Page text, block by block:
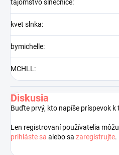
tajomstvo slnečnice:
kvet slnka:
bymichelle:
MCHLL :
Diskusia
Buďte prvý, kto napíše príspevok k
Len registrovaní používatelia
prihláste sa alebo sa zaregistrujte.